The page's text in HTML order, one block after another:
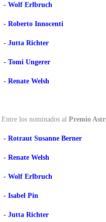
- Wolf Erlbruch
- Roberto Innocenti
- Jutta Richter
- Tomi Ungerer
- Renate Welsh
Entre los nominados al Premio
- Rotraut Susanne Berner
- Renate Welsh
- Wolf Erlbruch
- Isabel Pin
- Jutta Richter